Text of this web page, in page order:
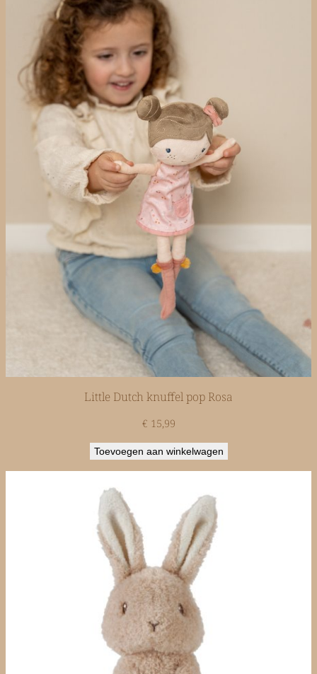
Little Dutch knuffel pop Rosa
€ 15,99
Toevoegen aan winkelwagen